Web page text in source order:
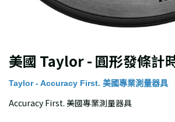
美國 Taylor - 圓形發條計
Taylor - Accuracy First. 美國專業測量器具
Accuracy First. 美國專業測量器具